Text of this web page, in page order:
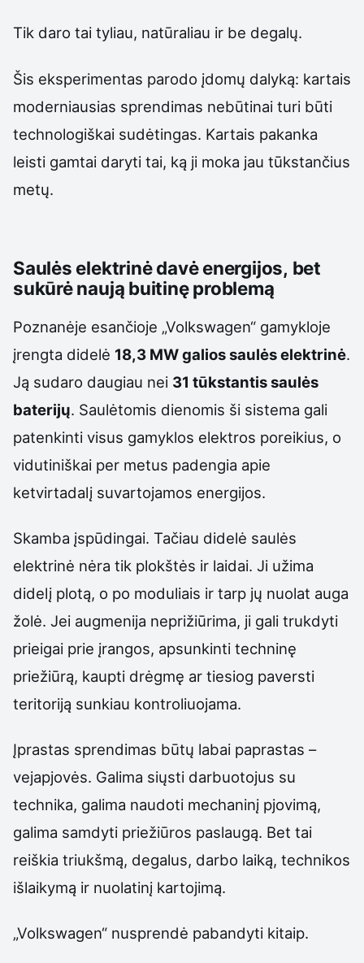
Tik daro tai tyliau, natūraliau ir be degalų.
Šis eksperimentas parodo įdomų dalyką: kartais
moderniausias sprendimas nebūtinai turi būti
technologiškai sudėtingas. Kartais pakanka
leisti gamtai daryti tai, ką ji moka jau tūkstančius
metų.
Saulės elektrinė davė energijos, bet
sukūrė naują buitinę problemą
Poznanėje esančioje „Volkswagen“ gamykloje
įrengta didelė 18,3 MW galios saulės elektrinė.
Ją sudaro daugiau nei 31 tūkstantis saulės
baterijų. Saulėtomis dienomis ši sistema gali
patenkinti visus gamyklos elektros poreikius, o
vidutiniškai per metus padengia apie
ketvirtadalį suvartojamos energijos.
Skamba įspūdingai. Tačiau didelė saulės
elektrinė nėra tik plokštės ir laidai. Ji užima
didelį plotą, o po moduliais ir tarp jų nuolat auga
žolė. Jei augmenija neprižiūrima, ji gali trukdyti
prieigai prie įrangos, apsunkinti techninę
priežiūrą, kaupti drėgmę ar tiesiog paversti
teritoriją sunkiau kontroliuojama.
Įprastas sprendimas būtų labai paprastas –
vejapjovės. Galima siųsti darbuotojus su
technika, galima naudoti mechaninį pjovimą,
galima samdyti priežiūros paslaugą. Bet tai
reiškia triukšmą, degalus, darbo laiką, technikos
išlaikymą ir nuolatinį kartojimą.
„Volkswagen“ nusprendė pabandyti kitaip.